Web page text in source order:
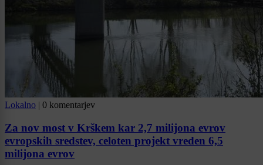
Lokalno | 0 komentarjev
Za nov most v Krškem kar 2,7 milijona evrov
evropskih sredstev, celoten projekt vreden 6,5
milijona evrov